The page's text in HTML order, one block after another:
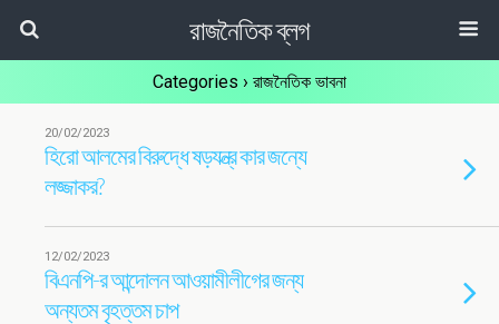
রাজনৈতিক ব্লগ
Categories › রাজনৈতিক ভাবনা
20/02/2023
হিরো আলমের বিরুদ্ধে ষড়যন্ত্র কার জন্যে
লজ্জাকর?
12/02/2023
বিএনপি-র আন্দোলন আওয়ামীলীগের জন্য
অন্যতম বৃহত্তম চাপ